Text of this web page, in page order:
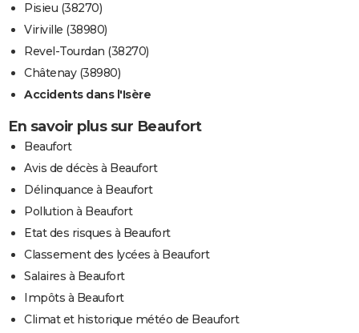
Pisieu (38270)
Viriville (38980)
Revel-Tourdan (38270)
Châtenay (38980)
Accidents dans l'Isère
En savoir plus sur Beaufort
Beaufort
Avis de décès à Beaufort
Délinquance à Beaufort
Pollution à Beaufort
Etat des risques à Beaufort
Classement des lycées à Beaufort
Salaires à Beaufort
Impôts à Beaufort
Climat et historique météo de Beaufort